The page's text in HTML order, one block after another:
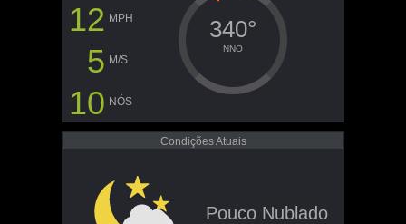
12 MPH
5 M/S
10 NÓS
340°
NNO
Condições Atuais
Pouco Nublado